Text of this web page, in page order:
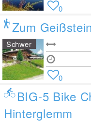
0
Zum
Schwer
0
BIG-5 Bike
Hinterglemm